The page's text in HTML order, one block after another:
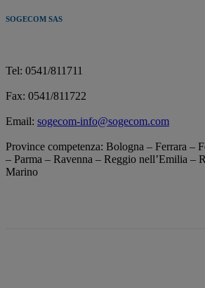
SOGECOM SAS
Tel: 0541/811711
Fax: 0541/811722
Email: sogecom-info@sogecom.com
Province competenza: Bologna – Ferrara –
– Parma – Ravenna – Reggio nell’Emilia –
Marino